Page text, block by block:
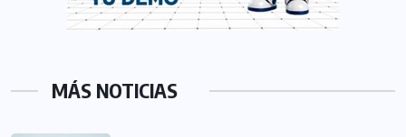
MÁS NOTICIAS